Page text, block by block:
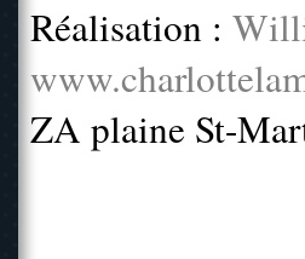
Réalisation :
ZA plaine St-